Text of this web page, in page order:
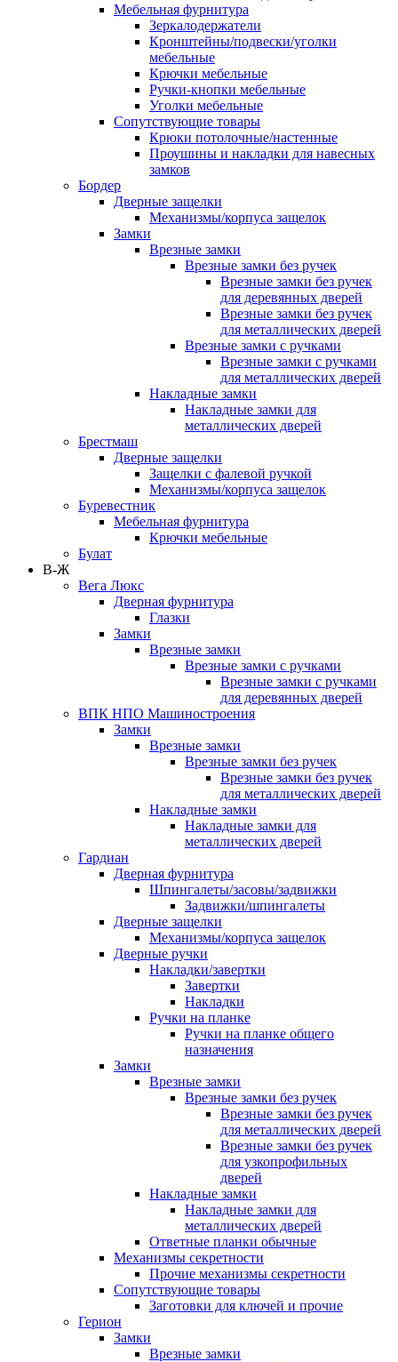
Мебельная фурнитура
Зеркалодержатели
Кронштейны/подвески/уголки
мебельные
Крючки мебельные
Ручки-кнопки мебельные
Уголки мебельные
Сопутствующие товары
Крюки потолочные/настенные
Проушины и накладки для навесных
замков
Бордер
Дверные защелки
Механизмы/корпуса защелок
Замки
Врезные замки
Врезные замки без ручек
Врезные замки без ручек
для деревянных дверей
Врезные замки без ручек
для металлических дверей
Врезные замки с ручками
Врезные замки с ручками
для металлических дверей
Накладные замки
Накладные замки для
металлических дверей
Брестмаш
Дверные защелки
Защелки с фалевой ручкой
Механизмы/корпуса защелок
Буревестник
Мебельная фурнитура
Крючки мебельные
Булат
В-Ж
Вега Люкс
Дверная фурнитура
Глазки
Замки
Врезные замки
Врезные замки с ручками
Врезные замки с ручками
для деревянных дверей
ВПК НПО Машиностроения
Замки
Врезные замки
Врезные замки без ручек
Врезные замки без ручек
для металлических дверей
Накладные замки
Накладные замки для
металлических дверей
Гардиан
Дверная фурнитура
Шпингалеты/засовы/задвижки
Задвижки/шпингалеты
Дверные защелки
Механизмы/корпуса защелок
Дверные ручки
Накладки/завертки
Завертки
Накладки
Ручки на планке
Ручки на планке общего
назначения
Замки
Врезные замки
Врезные замки без ручек
Врезные замки без ручек
для металлических дверей
Врезные замки без ручек
для узкопрофильных
дверей
Накладные замки
Накладные замки для
металлических дверей
Ответные планки обычные
Механизмы секретности
Прочие механизмы секретности
Сопутствующие товары
Заготовки для ключей и прочие
Герион
Замки
Врезные замки